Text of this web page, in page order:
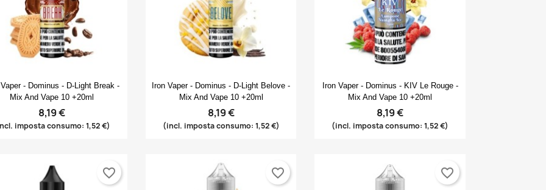
lista dei desideri ×
×
×
Anteprima
Vaper - Dominus - D-Light Break -
Mix And Vape 10 +20ml
8,19 €
imposta consumo: 1,52 €)
Anteprima
Iron Vaper - Dominus - D-Light Belove -
Mix And Vape 10 +20ml
8,19 €
(incl. imposta consumo: 1,52 €)
Anteprima
Iron Vaper - Dominus - KIV Le Rouge -
Mix And Vape 10 +20ml
8,19 €
(incl. imposta consumo: 1,52 €)
favorite_border favorite_border favorite_border